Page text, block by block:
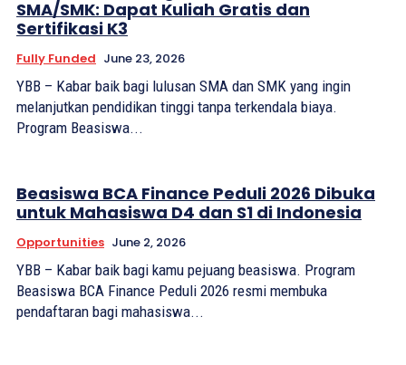
SMA/SMK: Dapat Kuliah Gratis dan
Sertifikasi K3
Fully Funded June 23, 2026
YBB – Kabar baik bagi lulusan SMA dan SMK yang ingin
melanjutkan pendidikan tinggi tanpa terkendala biaya.
Program Beasiswa...
Beasiswa BCA Finance Peduli 2026 Dibuka
untuk Mahasiswa D4 dan S1 di Indonesia
Opportunities June 2, 2026
YBB – Kabar baik bagi kamu pejuang beasiswa. Program
Beasiswa BCA Finance Peduli 2026 resmi membuka
pendaftaran bagi mahasiswa...